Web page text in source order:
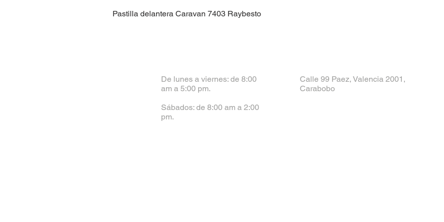
Pastilla delantera Caravan 7403 Raybesto
De lunes a viernes: de 8:00
am a 5:00 pm.
Sábados: de 8:00 am a 2:00
pm.
Calle 99 Paez, Valencia 2001,
Carabobo